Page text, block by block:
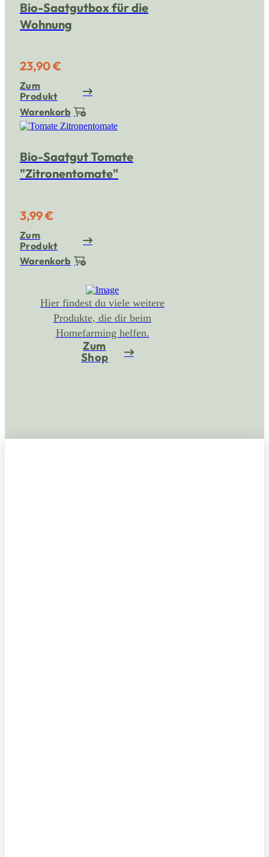
Bio-Saatgutbox für die
Wohnung
23,90 €
Zum
Produkt
Warenkorb
Bio-Saatgut Tomate
"Zitronentomate"
3,99 €
Zum
Produkt
Warenkorb
Hier findest du viele weitere
Produkte, die dir beim
Homefarming helfen.
Zum
Shop